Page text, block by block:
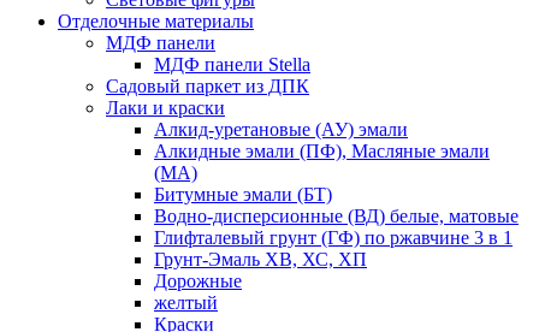
Отделочные материалы
МДФ панели
МДФ панели Stella
Садовый паркет из ДПК
Лаки и краски
Алкид-уретановые (АУ) эмали
Алкидные эмали (ПФ), Масляные эмали
(МА)
Битумные эмали (БТ)
Водно-дисперсионные (ВД) белые, матовые
Глифталевый грунт (ГФ) по ржавчине 3 в 1
Грунт-Эмаль ХВ, ХС, ХП
Дорожные
желтый
Краски